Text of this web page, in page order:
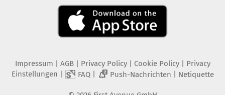
Impressum | AGB | Privacy Policy| Cookie Policy| Privacy
Einstellungen | FAQ| 2 Push-Nachrichten | Netiquette